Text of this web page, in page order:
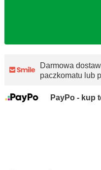
Darmowa
paczkomatu lub
PayPo - kup